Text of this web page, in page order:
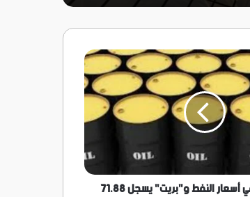
تراجع طفيف في أسعار النفط و"بريت" يسجل 71.88